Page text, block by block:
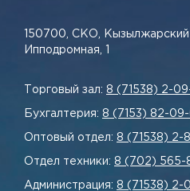
150700, СКО, Кызылжарский
Ипподромная, 1
Торговый зал: 8 (71538) 2-
Бухгалтерия: 8 (7153) 82-
Оптовый отдел: 8 (71538) 2-
Отдел техники: 8 (702) 565-
Администрация: 8 (71538) 2-